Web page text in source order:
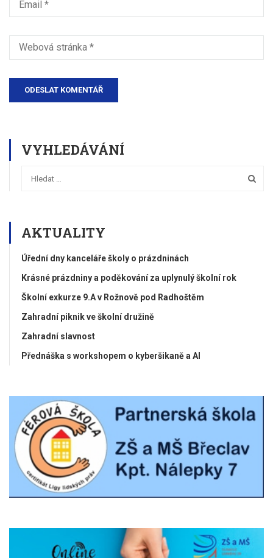
VYHLEDÁVÁNÍ
AKTUALITY
Úřední dny kanceláře školy o prázdninách
Krásné prázdniny a poděkování za uplynulý školní rok
Školní exkurze 9.A v Rožnově pod Radhoštěm
Zahradní piknik ve školní družině
Zahradní slavnost
Přednáška s workshopem o kyberšikaně a AI